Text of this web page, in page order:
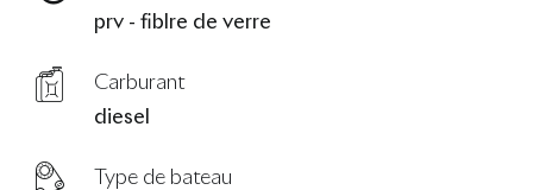
prv - fiblre de verre
Carburant
diesel
Type de bateau